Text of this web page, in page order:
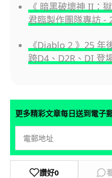
《 暗黑破壞神 II：
君臨製作團隊專訪 -
《Diablo 2 》25 年
跨D4、D2R、DI 登
更多精彩文章每日送到電子
讚好0